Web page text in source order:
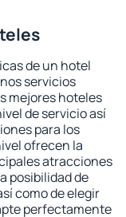
de un hotel
servicios
mejores hoteles
de servicio así
para los
ofrecen la
atracciones
posibilidad de
como de elegir
perfectamente